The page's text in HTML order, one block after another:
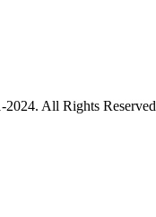
All Rights Reserved